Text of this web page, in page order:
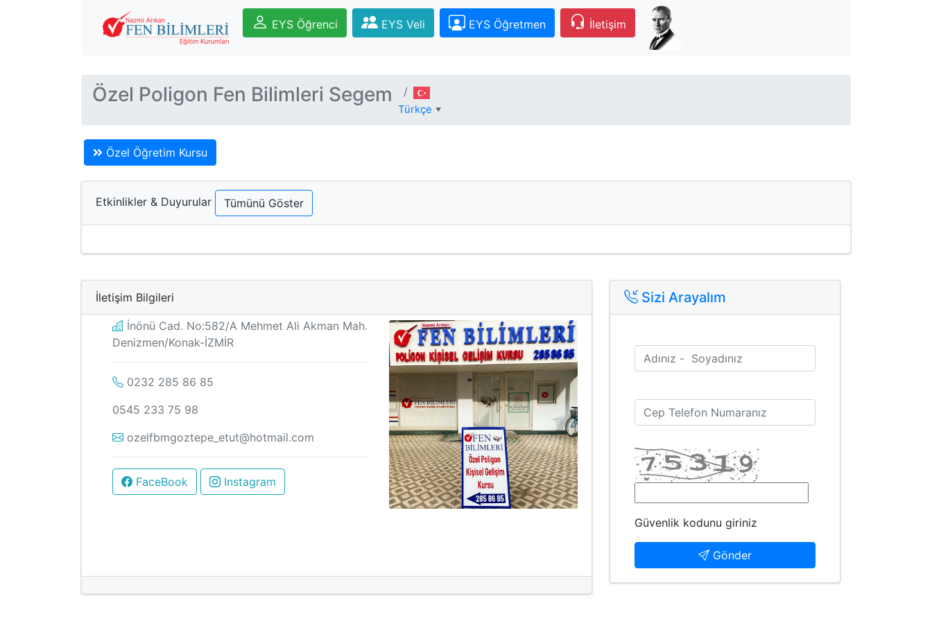
EYS Öğrenci EYS Veli EYS Öğretmen İletişim
Özel Poligon Fen Bilimleri Segem
Türkçe ▼
Özel Öğretim Kursu
Etkinlikler & Duyurular Tümünü Göster
İletişim Bilgileri
İnönü Cad. No:582/A Mehmet Ali Akman Mah.
Denizmen/Konak-İZMİR
0232 285 86 85
0545 233 75 98
ozelfbmgoztepe_etut@hotmail.com
FaceBook Instagram
Sizi Arayalım
Güvenlik kodunu giriniz
Gönder